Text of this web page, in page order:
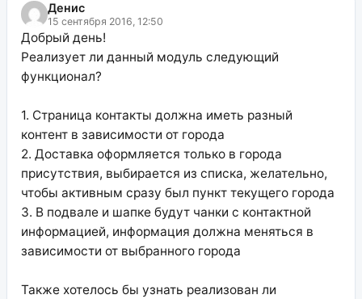
Денис
15 сентября 2016, 12:50
Добрый день!
Реализует ли данный модуль следующий
функционал?
1. Страница контакты должна иметь разный
контент в зависимости от города
2. Доставка оформляется только в города
присутствия, выбирается из списка, желательно,
чтобы активным сразу был пункт текущего города
3. В подвале и шапке будут чанки с контактной
информацией, информация должна меняться в
зависимости от выбранного города
Также хотелось бы узнать реализован ли